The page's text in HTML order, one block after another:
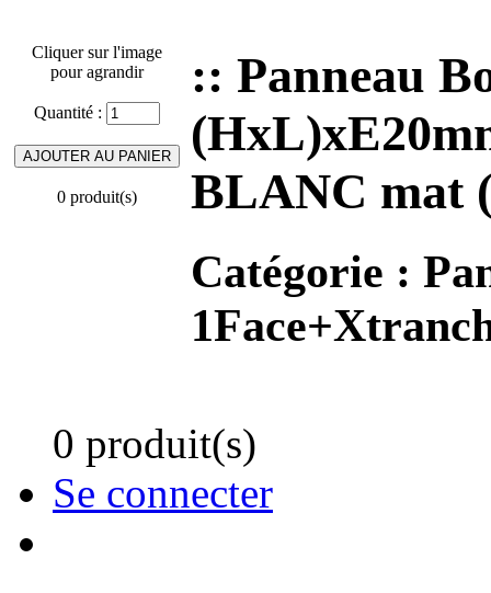
Cliquer sur l'image
pour agrandir
Quantité :
0 produit(s)
:: Panneau
BLANC mat
Catégorie :
0 produit(s)
Se connecter